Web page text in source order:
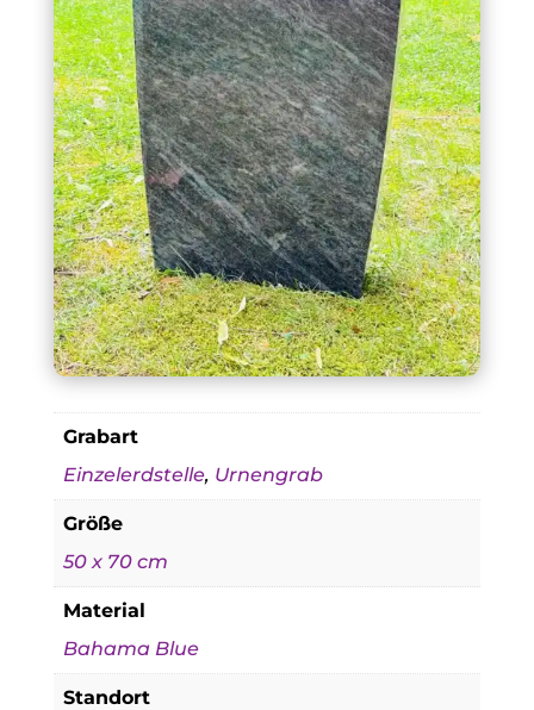
Grabart
Einzelerdstelle, Urnengrab
Größe
50 x 70 cm
Material
Bahama Blue
Standort